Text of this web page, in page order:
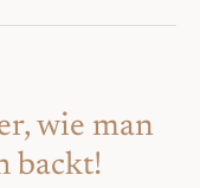
wie man
backt!